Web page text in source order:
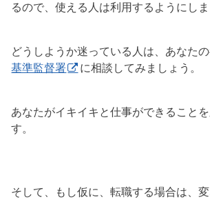
るので、使える人は利用するようにしま
どうしようか迷っている人は、あなた
基準監督署
に相談してみましょう。
あなたがイキイキと仕事ができること
す。
そして、もし仮に、転職する場合は、